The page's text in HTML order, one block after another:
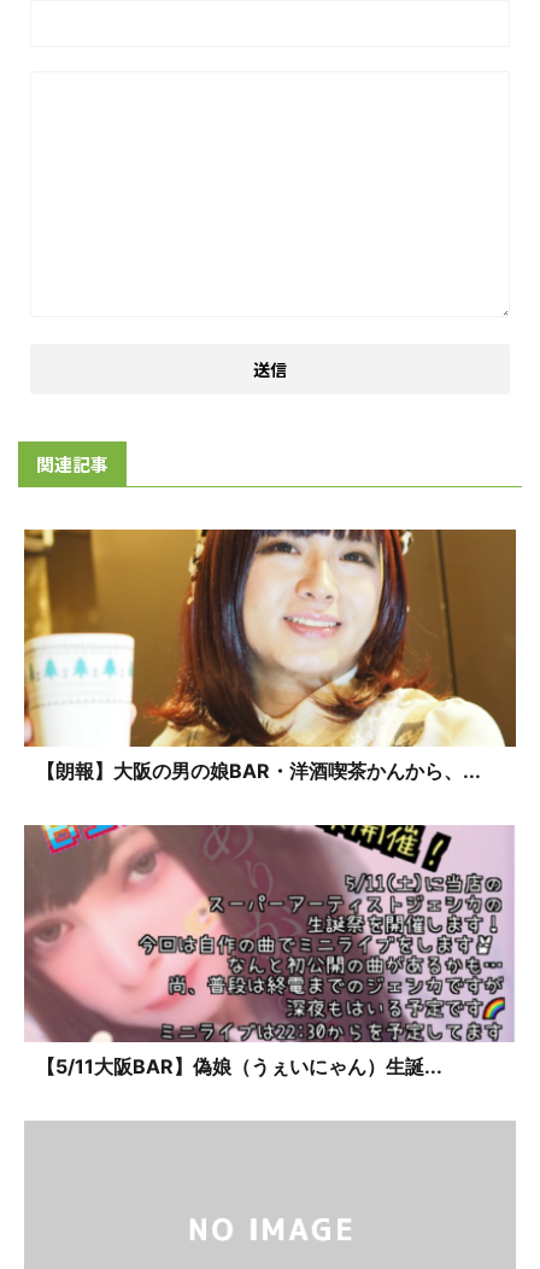
関連記事
【朗報】大阪の男の娘BAR・洋酒喫茶かんから、...
【5/11大阪BAR】偽娘（うぇいにゃん）生誕...